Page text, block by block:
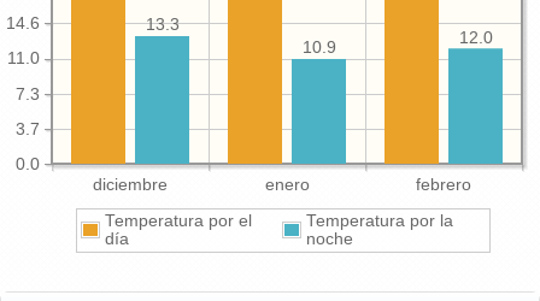
diciembre enero febrero
0.0
3.7
7.3
11.0
14.6
12.0
10.9
13.3
Temperatura por el
día
Temperatura por la
noche